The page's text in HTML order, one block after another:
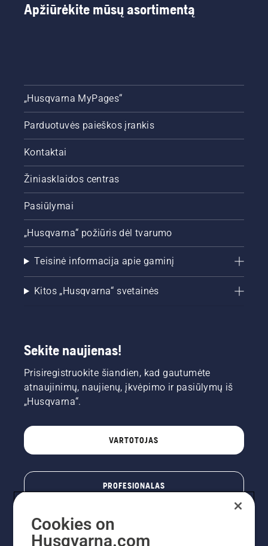
Apžiūrėkite mūsų asortimentą
„Husqvarna MyPages“
Parduotuvės paieškos įrankis
Kontaktai
Žiniasklaidos centras
Pasiūlymai
„Husqvarna“ požiūris dėl tvarumo
Teisinė informacija apie gaminį
Kitos „Husqvarna“ svetainės
Sekite naujienas!
Prisiregistruokite šiandien, kad gautumėte
atnaujinimų, naujienų, įkvėpimo ir pasiūlymų iš
„Husqvarna“.
VARTOTOJAS
PROFESIONALAS
Cookies on
Husqvarna.com